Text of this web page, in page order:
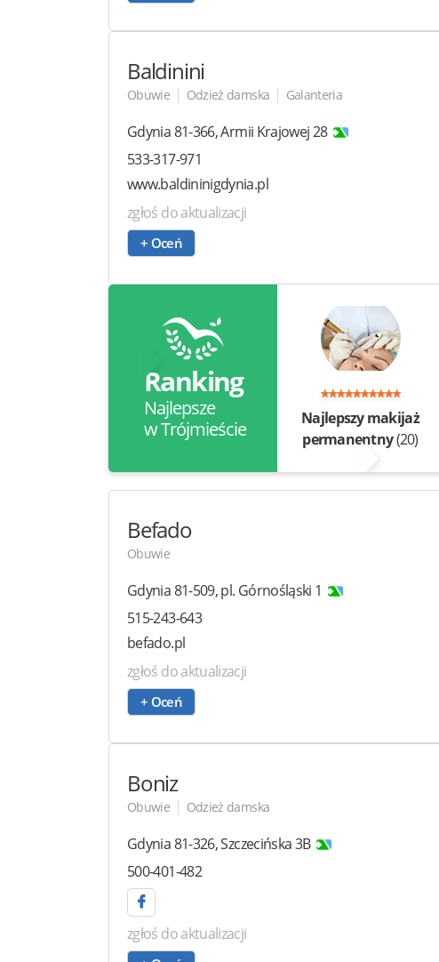
Baldinini
Obuwie | Odzież damska | Galanteria
Gdynia81-366,Armii Krajowej 28
533-317-971
www.baldininigdynia.pl
zgłoś do aktualizacji
+ Oceń
Ranking
Najlepsze
w Trójmieście
Najlepszy makijaż
permanentny(20)
Befado
Obuwie
Gdynia81-509,pl. Górnośląski 1
515-243-643
befado.pl
zgłoś do aktualizacji
+ Oceń
Boniz
Obuwie | Odzież damska
Gdynia81-326,Szczecińska 3B
500-401-482
zgłoś do aktualizacji